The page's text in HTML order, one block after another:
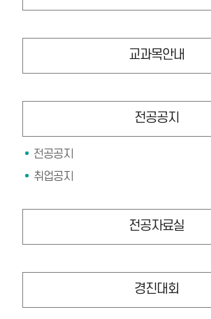
교과목안내
전공공지
전공공지
취업공지
전공자료실
경진대회